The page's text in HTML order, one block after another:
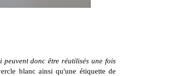
peuvent donc être réutilisés une fois
blanc ainsi qu'une étiquette de